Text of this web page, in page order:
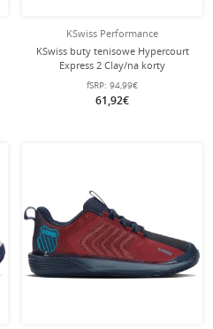
KSwiss Performance
KSwiss buty tenisowe Hypercourt
Express 2 Clay/na korty
jasnoniebieskie/różowe dziewczęce
fSRP: 94,99€
61,92€